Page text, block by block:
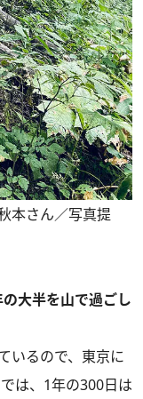
本さん／写真提
大半を山で過ごし
いるので、東京に
は、1年の300日は